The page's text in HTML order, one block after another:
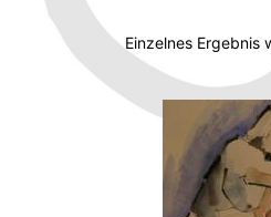
Einzelnes Ergebnis